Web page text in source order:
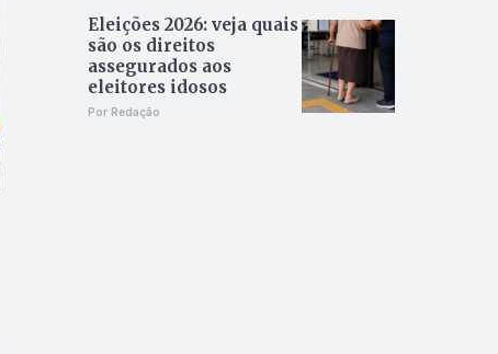
Eleições 2026: veja quais
são os direitos
assegurados aos
eleitores idosos
Por Redação